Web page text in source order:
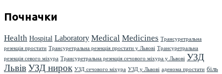
Почначки
Health Hospital Laboratory Medical Medicines Трансуретральна
резекція простати Трансуретральна резекція простати у Львові Трансуретральна
резекція севого міхура Трансуретральна резекція сечового міхура у Львові УЗД
ЛьвівУЗД нирок УЗД сечового міхура УЗД у Львові аденома простати біль